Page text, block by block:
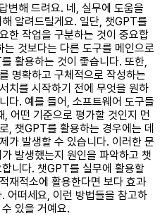
변해 드려요. 네, 실무에 도움을
알려드릴게요. 일단, 챗GPT를
한 작업을 구분하는 것이 중요합
것보다는 다른 도구를 메인으로
활용하는 것이 좋습니다. 또한,
명확하고 구체적으로 작성하는
치를 시작하기 전에 무엇을 원하
다. 예를 들어, 소프트웨어 도구들
어떤 기준으로 평가할 것인지 먼
, 챗GPT를 활용하는 경우에는 데
가 발생할 수 있습니다. 이러한 문
발생했는지 원인을 파악하고 챗
니다. 챗GPT를 실무에 활용할
재적소에 활용한다면 보다 효과
어떠세요, 이런 방법들을 참고하
있을 거예요.